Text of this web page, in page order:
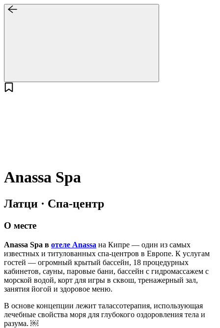
Anassa Spa
Латци · Спа-центр
О месте
Anassa Spa в отеле Anassa на Кипре — один из самых
известных и титулованных спа‑центров в Европе. К услугам
гостей — огромный крытый бассейн, 18 процедурных
кабинетов, сауны, паровые бани, бассейн с гидромассажем с
морской водой, корт для игры в сквош, тренажерный зал,
занятия йогой и здоровое меню.
В основе концепции лежит талассотерапия, использующая
лечебные свойства моря для глубокого оздоровления тела и
разума. ￼